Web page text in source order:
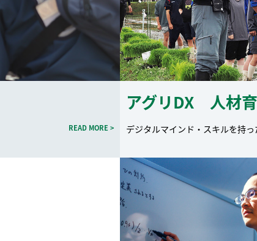
READ MORE >
アグリDX 人材
デジタルマインド・スキルを持